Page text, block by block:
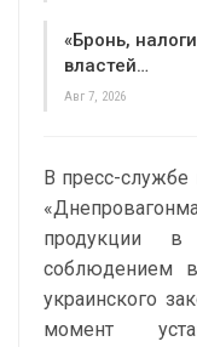
«Бронь,
властей…
Авг 7, 2026
В пресс-
продукции
соблюдением
украинского
момент